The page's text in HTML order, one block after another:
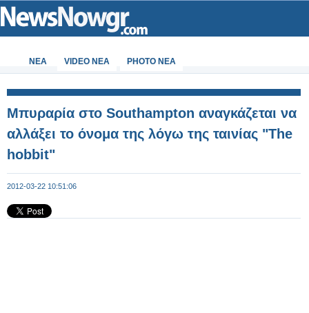
ΝΕΑ VIDEO NEA PHOTO NEA
Mπυραρία στο Southampton αναγκάζεται να
αλλάξει το όνομα της λόγω της ταινίας "The
hobbit"
2012-03-22 10:51:06